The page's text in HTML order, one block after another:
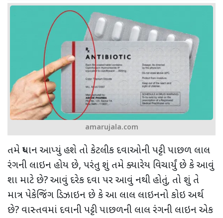
amarujala.com
તમે ધ્યાન આપ્યું હશે તો કેટલીક દવાઓની પટ્ટી પાછળ લાલ
રંગની લાઇન હોય છે, પરંતુ શું તમે ક્યારેય વિચાર્યું છે કે આવું
શા માટે છે?આવું દરેક દવા પર આવું નથી હોતું, તો શું તે
માત્ર પેકેજિંગ ડિઝાઇન છે કે આ લાલ લાઇનનો કોઇ અર્થ
છે? વાસ્તવમાં દવાની પટ્ટી પાછળની લાલ રંગની લાઇન એક